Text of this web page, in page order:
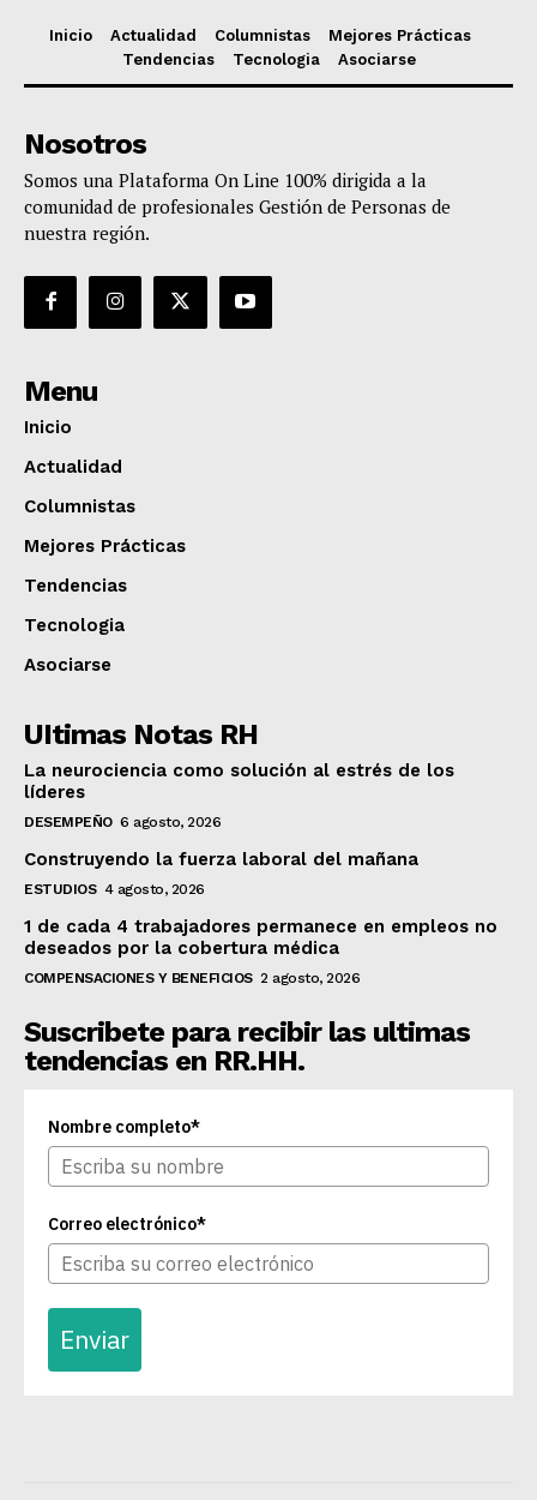
Inicio Actualidad Columnistas
Mejores Prácticas
Tendencias
Tecnologia Asociarse
Nosotros
Somos una Plataforma On Line 100% dirigida a la
comunidad de profesionales Gestión de Personas de
nuestra región.
Menu
Inicio
Actualidad
Columnistas
Mejores Prácticas
Tendencias
Tecnologia
Asociarse
UItimas Notas RH
La neurociencia como solución al estrés de los
líderes
DESEMPEÑO 6 agosto, 2026
Construyendo la fuerza laboral del mañana
ESTUDIOS 4 agosto, 2026
1 de cada 4 trabajadores permanece en empleos no
deseados por la cobertura médica
COMPENSACIONES Y BENEFICIOS 2 agosto, 2026
Suscribete para recibir las ultimas
tendencias en RR.HH.
Nombre completo*
Correo electrónico*
Enviar